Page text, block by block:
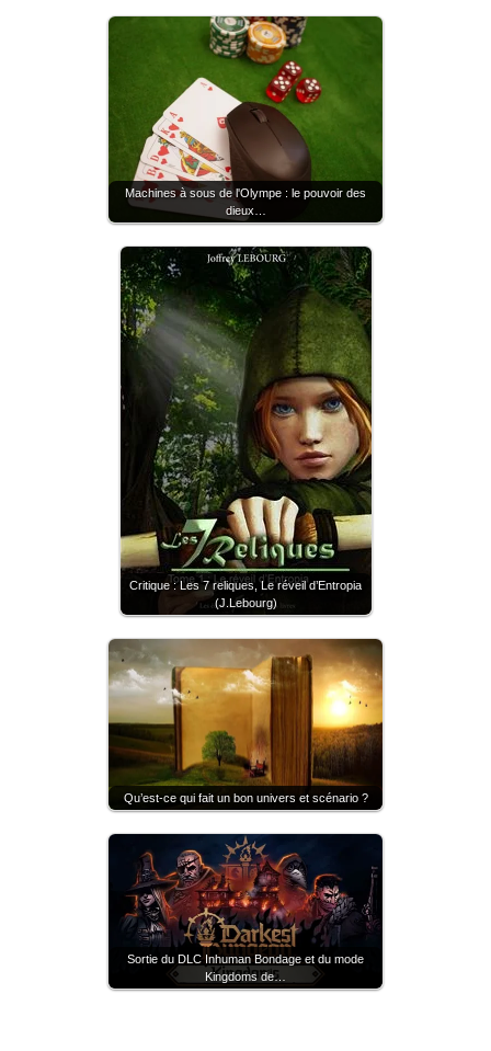
Machines à sous de l'Olympe : le pouvoir des
dieux…
Critique : Les 7 reliques, Le réveil d’Entropia
(J.Lebourg)
Qu’est-ce qui fait un bon univers et scénario ?
Sortie du DLC Inhuman Bondage et du mode
Kingdoms de…